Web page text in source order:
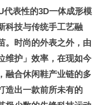
代表性的3D一体成形模
科技与传统手工艺融
。时尚的外表之外，由
维护」效率，在现如今
融合休闲鞋产业链的多
造出一款前所未有的